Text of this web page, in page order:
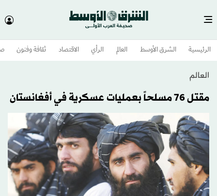
الرئيسية الشرق الأوسط​ العالم الرأي الاقتصاد ثقافة وفنون
العالم
مقتل 76 مسلحاً بعمليات عسكرية في أفغانستان